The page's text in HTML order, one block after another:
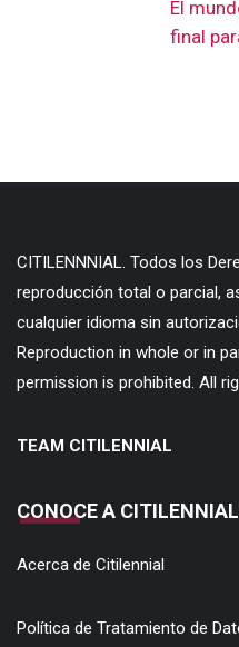
El
final
CITILENNNIAL. Todos los
reproducción total o parcial,
cualquier idioma sin
Reproduction in whole or in
permission is prohibited. All
TEAM CITILENNIAL
CONOCE A CITILENNIAL
Acerca de Citilennial
Política de Tratamiento de